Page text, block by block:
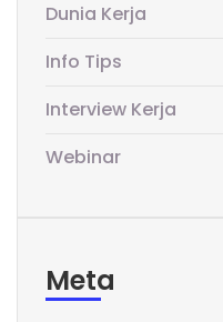
Dunia Kerja
Info Tips
Interview Kerja
Webinar
Meta